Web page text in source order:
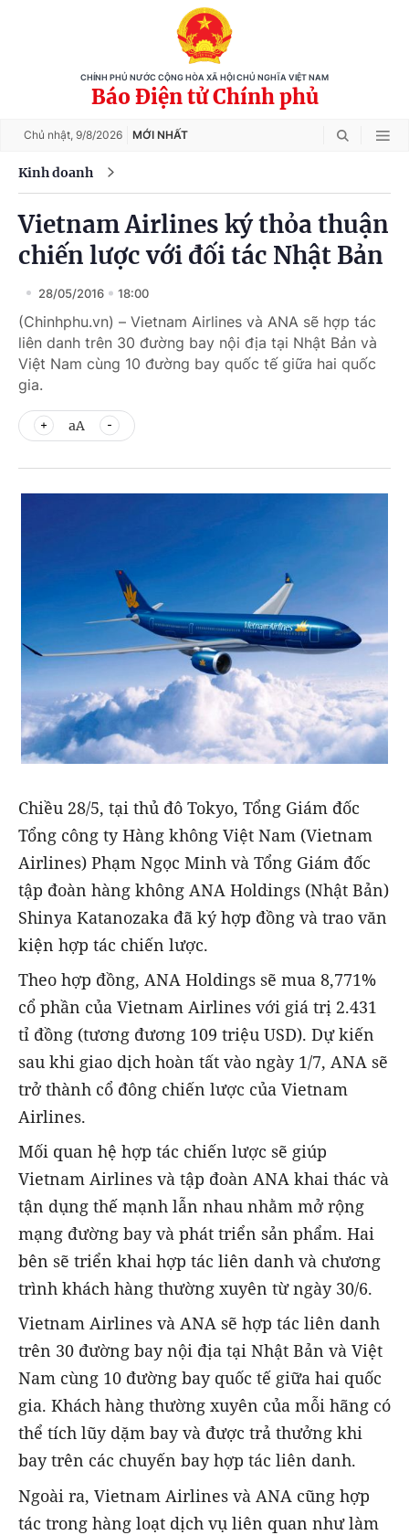
CHÍNH PHỦ NƯỚC CỘNG HÒA XÃ HỘI CHỦ NGHĨA VIỆT NAM
Báo Điện tử Chính phủ
Chủ nhật, 9/8/2026 MỚI NHẤT
Kinh doanh
Vietnam Airlines ký thỏa thuận
chiến lược với đối tác Nhật Bản
28/05/2016 18:00
(Chinhphu.vn) – Vietnam Airlines và ANA sẽ hợp tác
liên danh trên 30 đường bay nội địa tại Nhật Bản và
Việt Nam cùng 10 đường bay quốc tế giữa hai quốc
gia.
aA
Chiều 28/5, tại thủ đô Tokyo, Tổng Giám đốc
Tổng công ty Hàng không Việt Nam (Vietnam
Airlines) Phạm Ngọc Minh và Tổng Giám đốc
tập đoàn hàng không ANA Holdings (Nhật Bản)
Shinya Katanozaka đã ký hợp đồng và trao văn
kiện hợp tác chiến lược.
Theo hợp đồng, ANA Holdings sẽ mua 8,771%
cổ phần của Vietnam Airlines với giá trị 2.431
tỉ đồng (tương đương 109 triệu USD). Dự kiến
sau khi giao dịch hoàn tất vào ngày 1/7, ANA sẽ
trở thành cổ đông chiến lược của Vietnam
Airlines.
Mối quan hệ hợp tác chiến lược sẽ giúp
Vietnam Airlines và tập đoàn ANA khai thác và
tận dụng thế mạnh lẫn nhau nhằm mở rộng
mạng đường bay và phát triển sản phẩm. Hai
bên sẽ triển khai hợp tác liên danh và chương
trình khách hàng thường xuyên từ ngày 30/6.
Vietnam Airlines và ANA sẽ hợp tác liên danh
trên 30 đường bay nội địa tại Nhật Bản và Việt
Nam cùng 10 đường bay quốc tế giữa hai quốc
gia. Khách hàng thường xuyên của mỗi hãng có
thể tích lũy dặm bay và được trả thưởng khi
bay trên các chuyến bay hợp tác liên danh.
Ngoài ra, Vietnam Airlines và ANA cũng hợp
tác trong hàng loạt dịch vụ liên quan như làm